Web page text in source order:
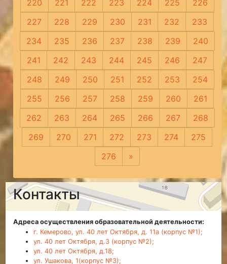
220
221 222 223 224 225
226
227
228 229 230 231 232
233
234
235 236 237 238 239
240
241
242 243 244 245 246
247
248
249 250 251 252 253
254
255
256 257 258 259 260
261
262
263 264 265 266 267
268
269
270 271 272 273 274
275
276
»
Контакты
Адреса осуществления образовательной деятельности:
г. Кемерово, ул. 40 лет Октября, д. 11а (корпус №1);
ул. 40 лет Октября, д.3 (корпус №2);
ул. 40 лет Октября, д.18;
ул. Ушакова, 1(корпус №3);